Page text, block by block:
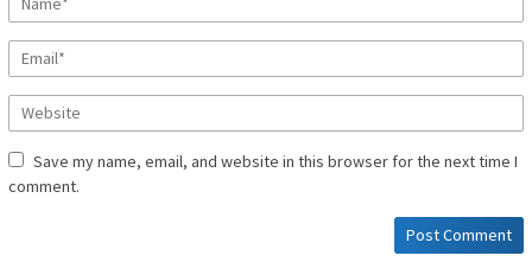
Save my name, email, and website in this browser for the next time I
comment.